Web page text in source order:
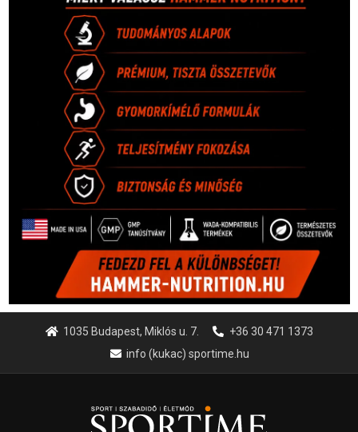
1035 Budapest, Miklós u. 7.
+36 30 471 1373
info (kukac) sportime.hu